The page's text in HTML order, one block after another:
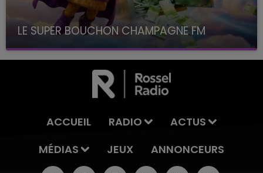
LE SUPER BOUCHON CHAMPAGNE FM
avec La Famille Champagne FM, à 8H10
ACCUEIL RADIO
ACTUS
MÉDIAS
JEUX ANNONCEURS